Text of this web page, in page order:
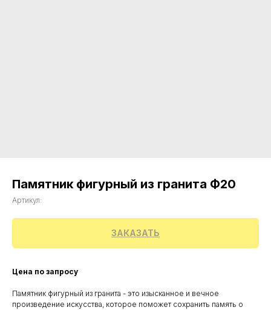
Памятник фигурный из гранита Ф20
Артикул:
ЗАКАЗАТЬ
Цена по запросу
Памятник фигурный из гранита - это изысканное и вечное
произведение искусства, которое поможет сохранить память о